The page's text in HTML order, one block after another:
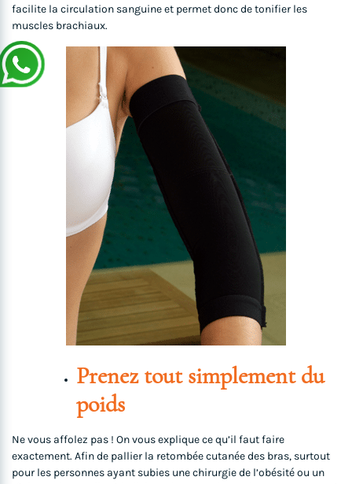
facilite la circulation sanguine et permet donc de tonifier les
muscles brachiaux.
Prenez tout simplement du
poids
Ne vous affolez pas ! On vous explique ce qu’il faut faire
exactement. Afin de pallier la retombée cutanée des bras, surtout
pour les personnes ayant subies une chirurgie de l’obésité ou un